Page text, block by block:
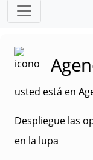
usted está en
Despliegue las
en la lupa